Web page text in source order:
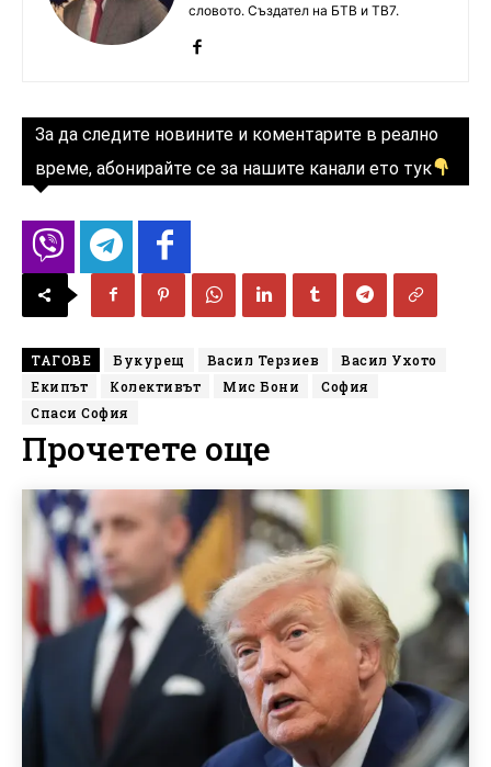
словото. Създател на БТВ и ТВ7.
За да следите новините и коментарите в реално
време, абонирайте се за нашите канали ето тук
ТАГОВЕ Букурещ Васил Терзиев
Васил Ухото
Екипът
Колективът Мис Бони
София
Спаси София
Прочетете още